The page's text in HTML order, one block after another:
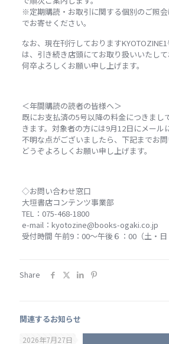
※定期購読・お取引に関する個別のご照
でお寄せください。
なお、現在刊行しております
は、引き続き店頭にてお取り扱いいたして
何卒よろしくお願い申し上げます。
＜年間購読の読者の皆様へ＞
既にお支払済の5号以降の料金につきまし
きます。対象者の方には9月12日にメール
不明な点がございましたら、下記までお問
どうぞよろしくお願い申し上げます。
◇お問い合わせ窓口
大垣書店コンテンツ事業部
TEL：075-468-1800
e-mail：kyotozine@books-ogaki.co.jp
受付時間 午前9：00～午後６：00（土・日
Share
関連するお知らせ
2026年7月27日